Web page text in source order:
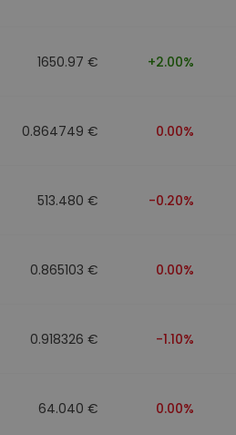
1650.97 € +2.00%
0.864749 € 0.00%
513.480 € -0.20%
0.865103 € 0.00%
0.918326 € -1.10%
64.040 € 0.00%